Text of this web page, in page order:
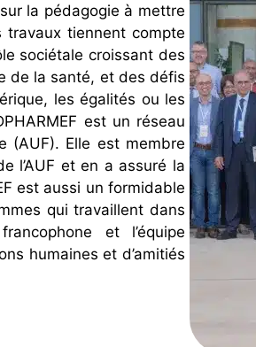
la pédagogie à mettre
tiennent compte
sociétale croissant des
de la santé, et des défis
les égalités ou les
est un réseau
(AUF). Elle est membre
l’AUF et en a assuré la
est aussi un formidable
qui travaillent dans
et l’équipe
humaines et d’amitiés